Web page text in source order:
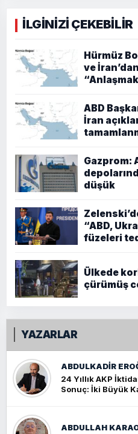
İLGİNİZİ ÇEKEBİLİR
Hürmüz
ve
ABD
İran
Gazprom:
düşük
“ABD,
füzeleri
Ülkede
çürümüş
YAZARLAR
ABDULKADIR
24 Yıllık AKP
Sonuç: İki Büyük
ABDULLAH